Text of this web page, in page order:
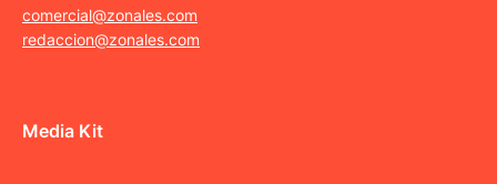
comercial@zonales.com
redaccion@zonales.com
Media Kit